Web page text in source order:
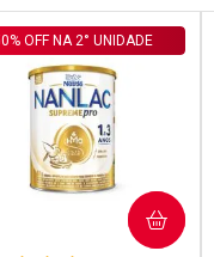
AOS FAVORITOS
OFF NA 2° UNIDADE
COMPRAR